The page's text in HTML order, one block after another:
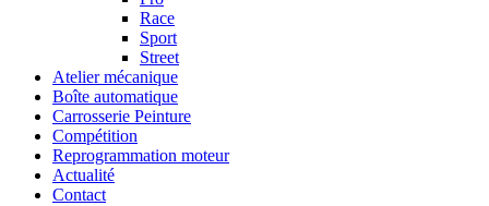
Race
Sport
Street
Atelier mécanique
Boîte automatique
Carrosserie Peinture
Compétition
Reprogrammation moteur
Actualité
Contact